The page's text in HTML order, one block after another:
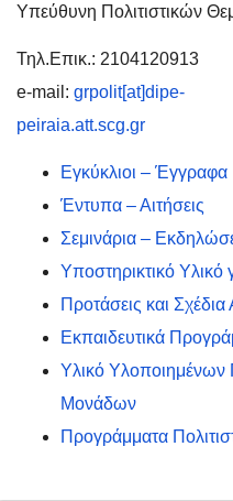
Υπεύθυνη Πολιτιστικών
Τηλ.Επικ.: 2104120913
e-mail: grpolit[at]dipe-
peiraia.att.scg.gr
Εγκύκλιοι – Έγγραφα
Έντυπα – Αιτήσεις
Σεμινάρια –
Υποστηρικτικό Υλικό
Προτάσεις και
Εκπαιδευτικά
Υλικό
Μονάδων
Προγράμματα